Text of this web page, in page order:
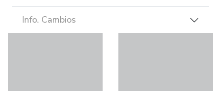
Info. Cambios